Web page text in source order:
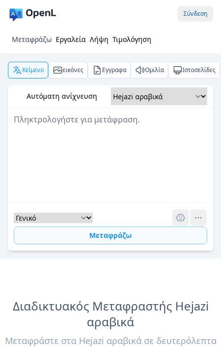
Σύνδεση
Μεταφράζω Εργαλεία Λήψη Τιμολόγηση
Κείμενο εικόνες Εγγραφα Ομιλία Ιστοσελίδες
Αυτόματη ανίχνευση
Μεταφράζω
Διαδικτυακός Μεταφραστής Hejazi
αραβικά
Μεταφράστε στα Hejazi αραβικά σε δευτερόλεπτα